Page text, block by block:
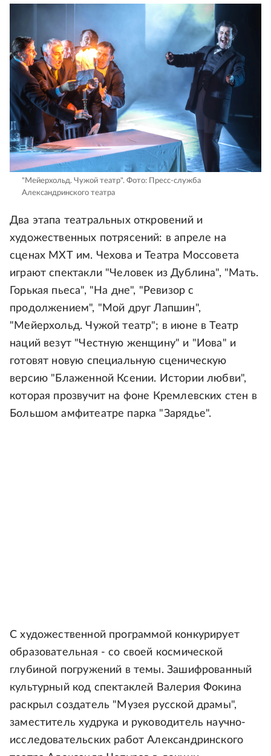
"Мейерхольд. Чужой театр". Фото: Пресс-служба
Александринского театра
Два этапа театральных откровений и
художественных потрясений: в апреле на
сценах МХТ им. Чехова и Театра Моссовета
играют спектакли "Человек из Дублина", "Мать.
Горькая пьеса", "На дне", "Ревизор с
продолжением", "Мой друг Лапшин",
"Мейерхольд. Чужой театр"; в июне в Театр
наций везут "Честную женщину" и "Иова" и
готовят новую специальную сценическую
версию "Блаженной Ксении. Истории любви",
которая прозвучит на фоне Кремлевских стен в
Большом амфитеатре парка "Зарядье".
С художественной программой конкурирует
образовательная - со своей космической
глубиной погружений в темы. Зашифрованный
культурный код спектаклей Валерия Фокина
раскрыл создатель "Музея русской драмы",
заместитель худрука и руководитель научно-
исследовательских работ Александринского